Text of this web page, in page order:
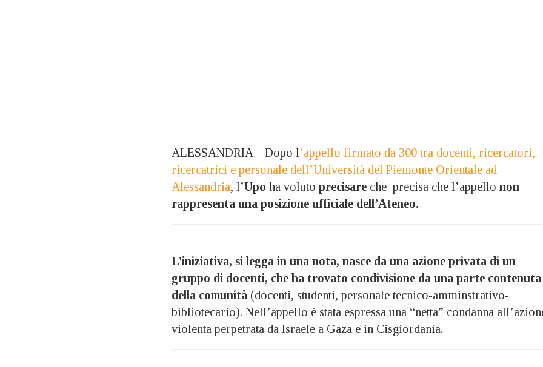
ALESSANDRIA – Dopo l‘appello firmato da 300 tra docenti, ricercatori,
ricercatrici e personale dell’Università del Piemonte Orientale ad
Alessandria, l’Upo ha voluto precisare che precisa che l’appello non
rappresenta una posizione ufficiale dell’Ateneo.
L’iniziativa, si legga in una nota, nasce da una azione privata di un
gruppo di docenti, che ha trovato condivisione da una parte contenuta
della comunità (docenti, studenti, personale tecnico-amminstrativo-
bibliotecario). Nell’appello è stata espressa una “netta” condanna
violenta perpetrata da Israele a Gaza e in Cisgiordania.